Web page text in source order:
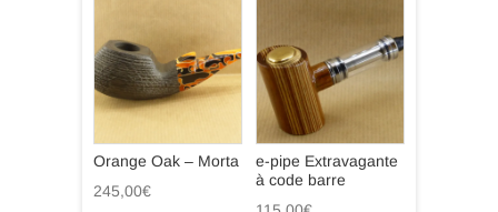
Orange Oak – Morta
245,00€
e-pipe Extravagante
à code barre